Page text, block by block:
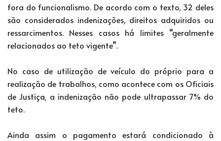
fora do funcionalismo. De acordo com o texto, 32 deles
são considerados indenizações, direitos adquiridos ou
ressarcimentos. Nesses casos há limites “geralmente
relacionados ao teto vigente”.
No caso de utilização de veículo do próprio para a
realização de trabalhos, como acontece com os Oficiais
de Justiça, a indenização não pode ultrapassar 7% do
teto.
Ainda assim o pagamento estará condicionado à